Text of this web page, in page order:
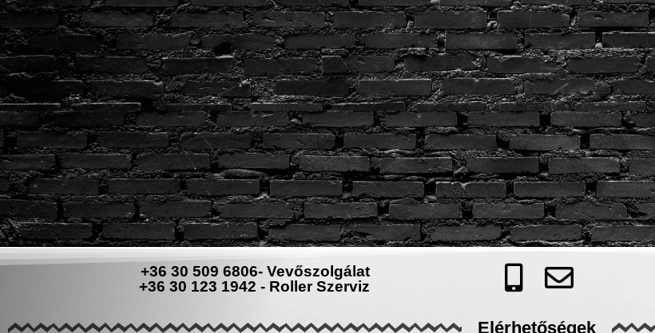
+36 30 509 6806- Vevőszolgálat
+36 30 123 1942 - Roller Szerviz
Elérhetőségek